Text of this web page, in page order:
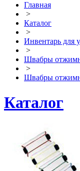
Главная
>
Каталог
>
Инвентарь для
>
Швабры
>
Швабры
Каталог